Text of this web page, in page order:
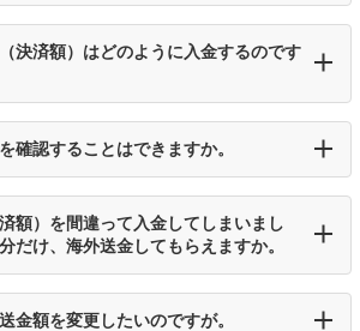
決済額）はどのように入金するのです
確認することはできますか。
額）を間違って入金してしまいまし
だけ、海外送金してもらえますか。
金額を変更したいのですが。